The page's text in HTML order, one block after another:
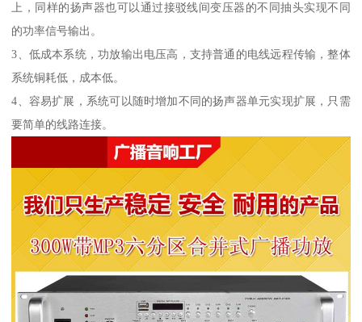
上，同样的扬声器也可以通过接驳线间变压器的不同抽头实现不同
的功率信号输出。
3、低成本系统，功放输出电压高，支持普通的电线远程传输，整体
系统铜耗低，成本低。
4、容易扩展，系统可以随时增加不同的扬声器单元实现扩展，只需
要简单的线路连接。